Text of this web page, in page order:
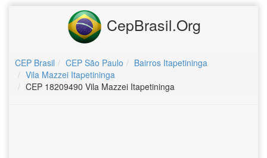
CepBrasil.Org
CEP Brasil CEP São Paulo
Bairros Itapetininga
Vila Mazzei Itapetininga
CEP 18209490 Vila Mazzei Itapetininga